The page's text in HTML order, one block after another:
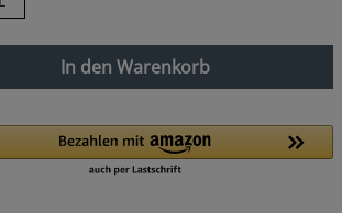
gewünschten Wert
In den Warenkorb